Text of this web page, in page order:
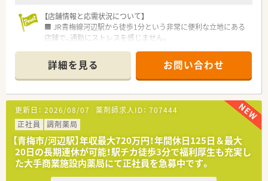
【店舗情報と応需状況について】
■ JR青梅線河辺駅から徒歩1分という非常に便利な立地にある
店舗で、通勤にストレスを感じません。
13:00で、木曜・土曜午後・日曜・祝日が休みです。
■ 勤務薬剤師の募集であり、調剤、監査、服薬指導といった薬局
業務全般をご担当いただきます。
【勤務実態について】
■ 木曜日、土曜日の午後、日曜日、祝日がお休みという週休2.5日
以上の体制で、規則正しい生活が送れます。
■ 有給休暇も積極的に取得しやすい環境が整っており、計画的
な休暇の取得が可能です。
■ 基本的に店舗間の異動がなく、一つの地域に腰を据えて長く
勤務できることが大きな魅力であります。
詳細を見る お問い合わせ
更新日： 2026/08/07 薬剤師求人ID： 707444
正社員
調剤薬局
【青梅市/河辺駅】年収最大720万円！年間休日125日＆最大
20日の長期連休が可能！駅チカ徒歩3分で福利厚生も充実し
た大手商業施設内薬局にて正社員を急募中です。